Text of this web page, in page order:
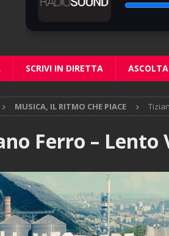
SCRIVI IN DIRETTA ASCOLTA
MUSICA, IL RITMO CHE PIACE
Ferro – Lento